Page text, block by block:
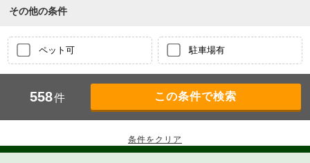
その他の条件
ペット可 駐車場有
558件